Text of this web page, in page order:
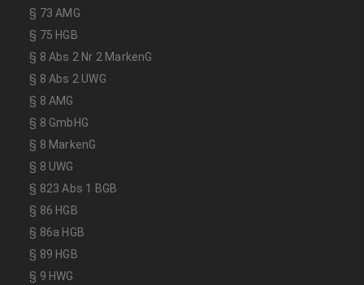
§ 73 AMG
§ 75 HGB
§ 8 Abs 2 Nr 2 MarkenG
§ 8 Abs 2 UWG
§ 8 AMG
§ 8 GmbHG
§ 8 MarkenG
§ 8 UWG
§ 823 Abs 1 BGB
§ 86 HGB
§ 86a HGB
§ 89 HGB
§ 9 HWG